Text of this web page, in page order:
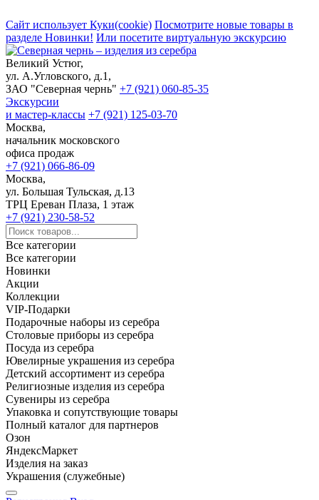
Сайт использует Куки(cookie) Посмотрите новые товары в
разделе Новинки! Или посетите виртуальную экскурсию
Великий Устюг,
ул. А.Угловского, д.1,
ЗАО "Северная чернь" +7 (921) 060-85-35
Экскурсии
и мастер-классы +7 (921) 125-03-70
Москва,
начальник московского
офиса продаж
+7 (921) 066-86-09
Москва,
ул. Большая Тульская, д.13
ТРЦ Ереван Плаза, 1 этаж
+7 (921) 230-58-52
Все категории
Все категории
Новинки
Акции
Коллекции
VIP-Подарки
Подарочные наборы из серебра
Столовые приборы из серебра
Посуда из серебра
Ювелирные украшения из серебра
Детский ассортимент из серебра
Религиозные изделия из серебра
Сувениры из серебра
Упаковка и сопутствующие товары
Полный каталог для партнеров
Озон
ЯндексМаркет
Изделия на заказ
Украшения (служебные)